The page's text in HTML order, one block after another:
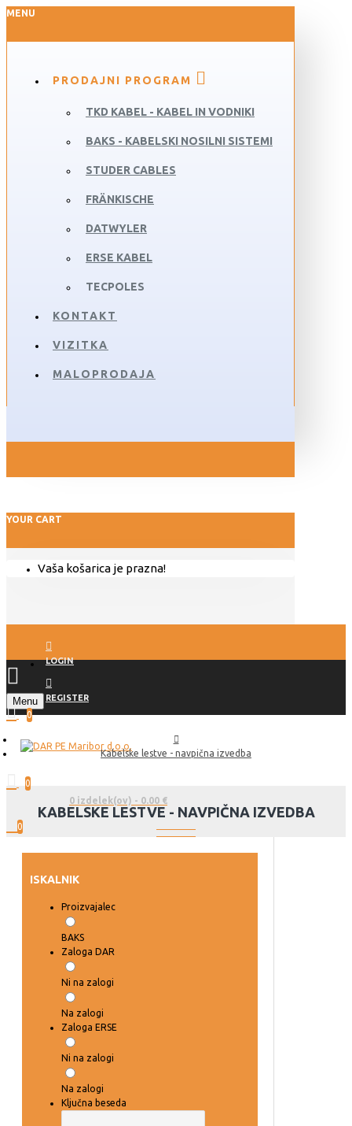
MENU
PRODAJNI PROGRAM
TKD KABEL - KABEL IN VODNIKI
BAKS - KABELSKI NOSILNI SISTEMI
STUDER CABLES
FRÄNKISCHE
DATWYLER
ERSE KABEL
TECPOLES
KONTAKT
VIZITKA
MALOPRODAJA
YOUR CART
Vaša košarica je prazna!
LOGIN
REGISTER
Menu
0
0
0 izdelek(ov) - 0.00 €
0
Kabelske lestve - navpična izvedba
KABELSKE LESTVE - NAVPIČNA IZVEDBA
ISKALNIK
Proizvajalec
BAKS
Zaloga DAR
Ni na zalogi
Na zalogi
Zaloga ERSE
Ni na zalogi
Na zalogi
Ključna beseda